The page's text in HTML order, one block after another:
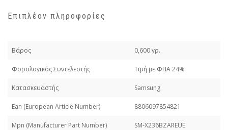
Επιπλέον πληροφορίες
Βάρος 0,600 γρ.
Φορολογικός Συντελεστής Τιμή με ΦΠΑ 24%
Κατασκευαστής Samsung
Εan (European Article Number) 8806097854821
Mpn (Manufacturer Part Number) SM-X236BZAREUE